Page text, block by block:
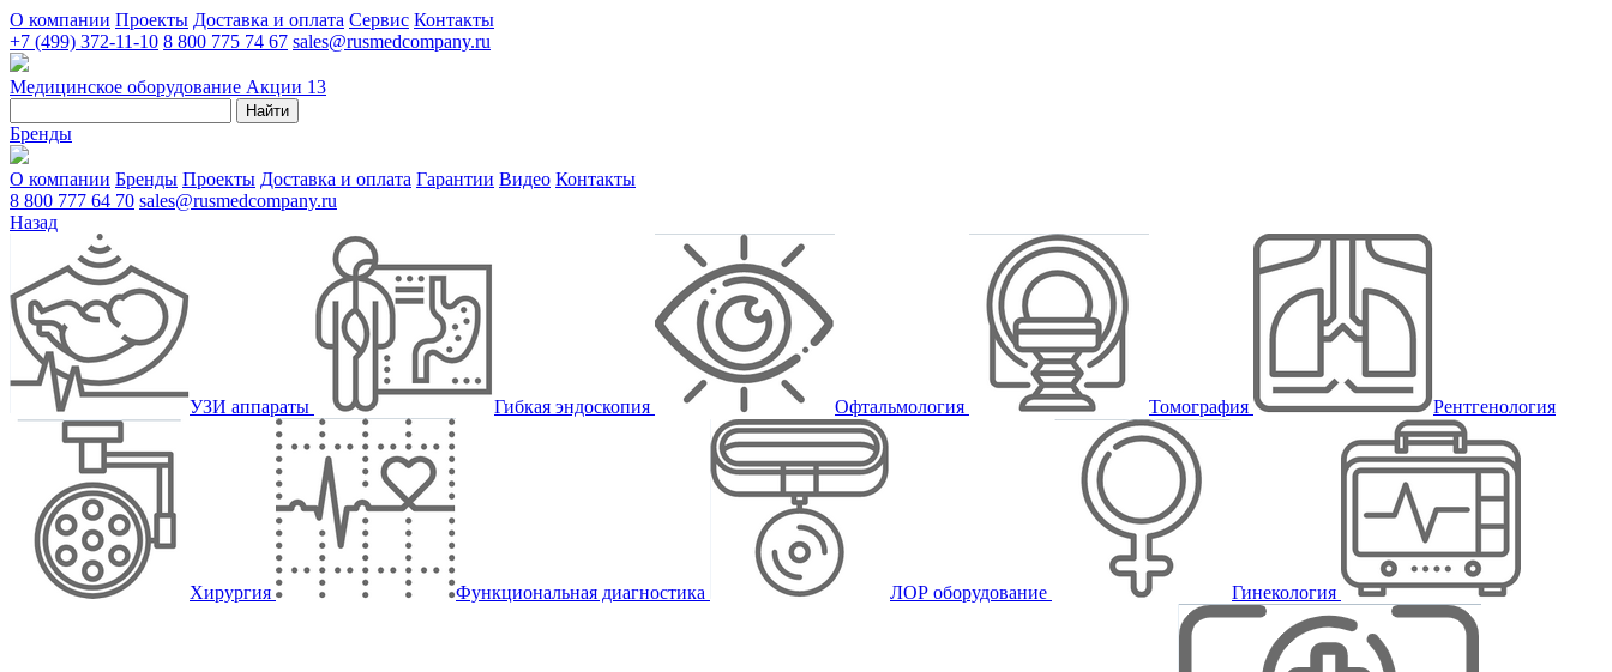
О компании Проекты Доставка и оплата Сервис Контакты
+7 (499) 372-11-10 8 800 775 74 67 sales@rusmedcompany.ru
Медицинское оборудование Акции 13
Найти
Бренды
О компании Бренды Проекты Доставка и оплата Гарантии Видео Контакты
8 800 777 64 70 sales@rusmedcompany.ru
Назад
УЗИ аппараты Гибкая эндоскопия Офтальмология Томография Рентгенология
Хирургия Функциональная диагностика ЛОР оборудование Гинекология